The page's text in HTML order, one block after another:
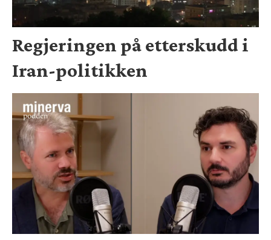
Regjeringen på etterskudd i
Iran-politikken